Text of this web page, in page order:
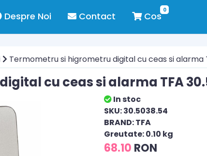
Despre Noi Contact
0
Cos
Termometru si higrometru digital cu ceas si alarma
cu ceas si alarma TFA
In stoc
SKU: 30.5038.54
BRAND: TFA
Greutate: 0.10 kg
68.10 RON